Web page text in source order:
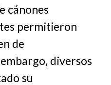
cánones
permitieron
de
diversos
su